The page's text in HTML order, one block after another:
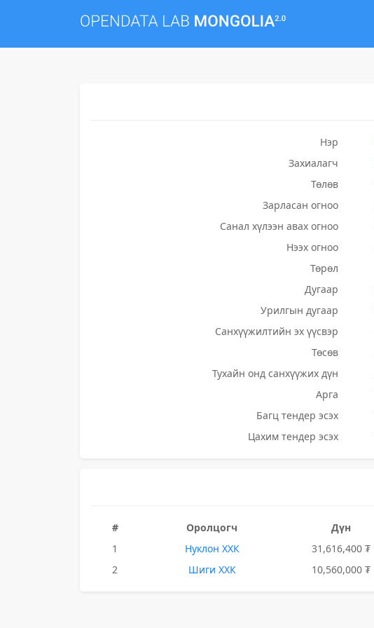
Нэр
Захиалагч
Төлөв
Зарласан огноо
Санал хүлээн авах огноо
Нээх огноо
Төрөл
Дугаар
Урилгын дугаар
Санхүүжилтийн эх үүсвэр
Төсөв
Тухайн онд санхүүжих дүн
Арга
Багц тендер эсэх
Цахим тендер эсэх
# Оролцогч Дүн
1
Нуклон ХХК 31,616,400 ₮
2
Шиги ХХК 10,560,000 ₮